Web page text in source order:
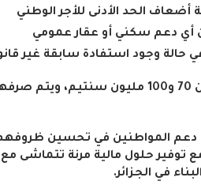
الحد الأدنى للأجر الوطني
أي دعم سكني أو عقار عمومي
حالة وجود استفادة سابقة غير
وتتراوح قيمة هذه الإعانات بين 70 و100
دعم المواطنين في تحسين
توفير حلول مالية مرنة تتماشى مع
في الجزائر.